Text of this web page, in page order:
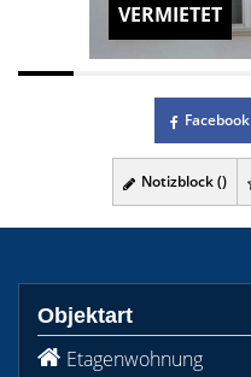
VERMIETET
Facebook
Notizblock ()
Objektart
Etagenwohnung